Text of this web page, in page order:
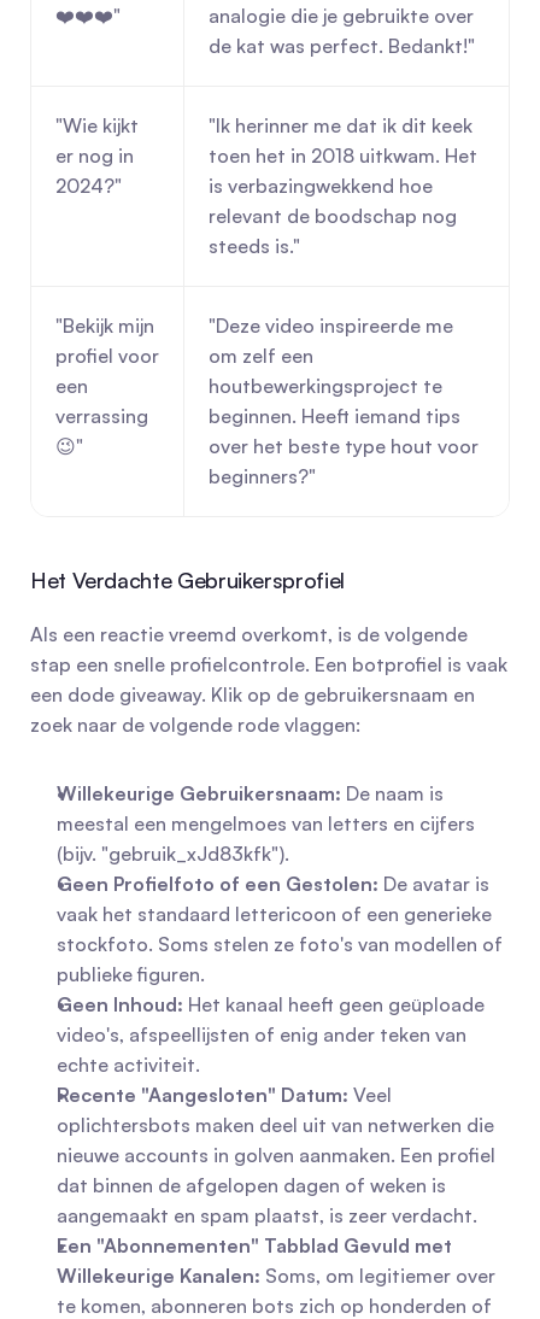
❤️❤️❤️"
analogie die je gebruikte over
de kat was perfect. Bedankt!"
"Wie kijkt
er nog in
2024?"
"Ik herinner me dat ik dit keek
toen het in 2018 uitkwam. Het
is verbazingwekkend hoe
relevant de boodschap nog
steeds is."
"Bekijk mijn
profiel voor
een
verrassing
😉"
"Deze video inspireerde me
om zelf een
houtbewerkingsproject te
beginnen. Heeft iemand tips
over het beste type hout voor
beginners?"
Het Verdachte Gebruikersprofiel
Als een reactie vreemd overkomt, is de volgende
stap een snelle profielcontrole. Een botprofiel is vaak
een dode giveaway. Klik op de gebruikersnaam en
zoek naar de volgende rode vlaggen:
Willekeurige Gebruikersnaam: De naam is
meestal een mengelmoes van letters en cijfers
(bijv. "gebruik_xJd83kfk").
Geen Profielfoto of een Gestolen: De avatar is
vaak het standaard lettericoon of een generieke
stockfoto. Soms stelen ze foto's van modellen of
publieke figuren.
Geen Inhoud: Het kanaal heeft geen geüploade
video's, afspeellijsten of enig ander teken van
echte activiteit.
Recente "Aangesloten" Datum: Veel
oplichtersbots maken deel uit van netwerken die
nieuwe accounts in golven aanmaken. Een profiel
dat binnen de afgelopen dagen of weken is
aangemaakt en spam plaatst, is zeer verdacht.
Een "Abonnementen" Tabblad Gevuld met
Willekeurige Kanalen: Soms, om legitiemer over
te komen, abonneren bots zich op honderden of